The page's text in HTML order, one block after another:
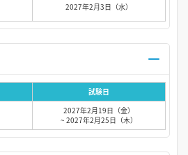
2027年2月3日（水）
試験日
2027年2月19日（金）
~ 2027年2月25日（木）